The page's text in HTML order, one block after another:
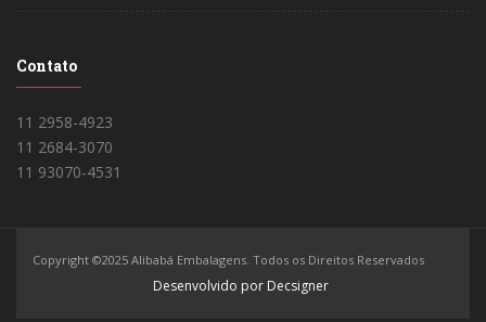
Contato
11 2958-4923
11 2684-3070
11 93070-4531
Copyright ©2025 Alibabá Embalagens. Todos os Direitos Reservados
Desenvolvido por Decsigner